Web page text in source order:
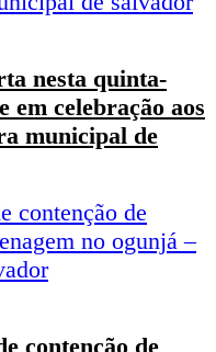
nesta quinta-
celebração aos
municipal de
contenção de